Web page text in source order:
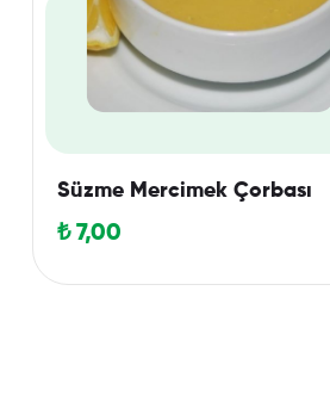
Süzme Mercimek Çorbası
₺7,00